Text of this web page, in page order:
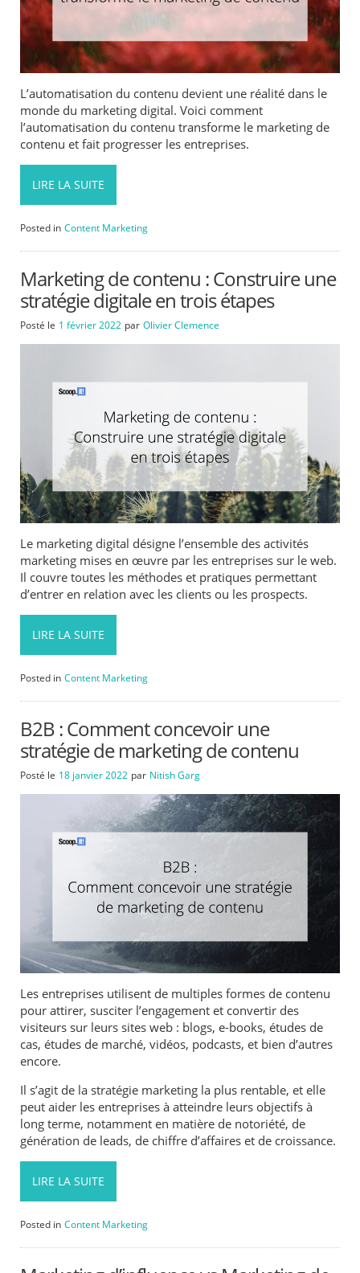
L’automatisation du contenu devient une réalité dans le
monde du marketing digital. Voici comment
l’automatisation du contenu transforme le marketing de
contenu et fait progresser les entreprises.
LIRE LA SUITE
Posted in Content Marketing
Marketing de contenu : Construire une
stratégie digitale en trois étapes
Posté le 1 février 2022 par Olivier Clemence
Le marketing digital désigne l’ensemble des activités
marketing mises en œuvre par les entreprises sur le web.
Il couvre toutes les méthodes et pratiques permettant
d’entrer en relation avec les clients ou les prospects.
LIRE LA SUITE
Posted in Content Marketing
B2B : Comment concevoir une
stratégie de marketing de contenu
Posté le 18 janvier 2022 par Nitish Garg
Les entreprises utilisent de multiples formes de contenu
pour attirer, susciter l’engagement et convertir des
visiteurs sur leurs sites web : blogs, e-books, études de
cas, études de marché, vidéos, podcasts, et bien d’autres
encore.
Il s’agit de la stratégie marketing la plus rentable, et elle
peut aider les entreprises à atteindre leurs objectifs à
long terme, notamment en matière de notoriété, de
génération de leads, de chiffre d’affaires et de croissance.
LIRE LA SUITE
Posted in Content Marketing